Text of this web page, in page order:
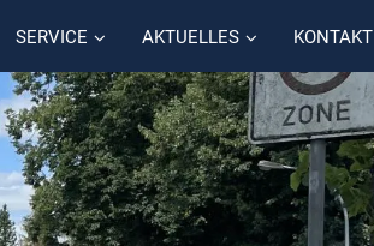
SERVICE AKTUELLES KONTAKT